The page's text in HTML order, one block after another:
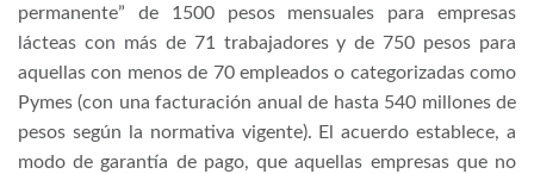
permanente” de 1500 pesos mensuales para empresas
lácteas con más de 71 trabajadores y de 750 pesos para
aquellas con menos de 70 empleados o categorizadas como
Pymes (con una facturación anual de hasta 540 millones de
pesos según la normativa vigente). El acuerdo establece, a
modo de garantía de pago, que aquellas empresas que no